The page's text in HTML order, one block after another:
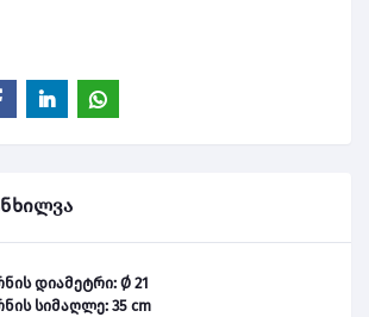
დიამეტრი: Ø 21
სიმაღლე: 35 cm